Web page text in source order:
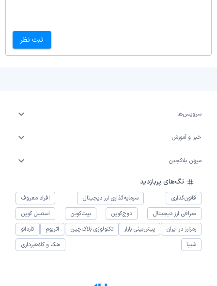
ثبت نظر
سرویس‌ها
خبر و آموزش
میهن بلاکچین
تگ‌های پربازدید
قانون‌گذاری سرمایه‌گذاری ارز دیجیتال
افراد معروف
صرافی ارز دیجیتال
دوج‌کوین بیت‌کوین
استیبل کوین
رمزارز در ایران
پیش‌بینی بازار تکنولوژی بلاک‌چین اتریوم
کاردانو
شیبا
هک و کلاهبرداری